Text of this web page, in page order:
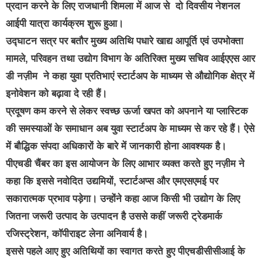
प्रदान करने के लिए राजधानी शिमला में आज से दो दिवसीय नेशनल
आईपी यात्रा कार्यक्रम शुरू हुआ।
उद्घाटन सत्र पर बतौर मुख्य अतिथि पधारे खाद्य आपूर्ति एवं उपभोक्ता
मामले, परिवहन तथा उद्योग विभाग के अतिरिक्त मुख्य सचिव आईएएस आर
डी नज़ीम ने कहा युवा प्रतिभाएं स्टार्टअप के माध्यम से औद्योगिक क्षेत्र में
इनोवेशन को बढ़ावा दे रही हैं।
प्रदूषण कम करने से लेकर स्वच्छ ऊर्जा खपत को अपनाने या प्लास्टिक
की समस्याओं के समाधान अब युवा स्टार्टअप के माध्यम से कर रहे हैं। ऐसे
में बौद्धिक संपदा अधिकारों के बारे में जानकारी होना आवश्यक है।
पीएचडी चैंबर का इस आयोजन के लिए आभार व्यक्त करते हुए नज़ीम ने
कहा कि इससे नवोदित उद्यमियों, स्टार्टअप्स और एमएसएमई पर
सकारात्मक प्रभाव पड़ेगा। उन्होंने कहा आज किसी भी उद्योग के लिए
जितना जरूरी उत्पाद के उत्पादन है उससे कहीं जरूरी ट्रेडमार्क
रजिस्ट्रेशन, कॉपीराइट लेना अनिवार्य है।
इससे पहले आए हुए अतिथियों का स्वागत करते हुए पीएचडीसीसीआई के